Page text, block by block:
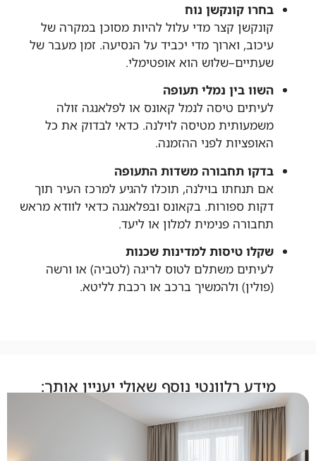
בחרו קונקשן נוח
קונקשן קצר מדי עלול להיות מסוכן במקרה של
עיכוב, וארוך מדי יכביד על הנסיעה. זמן מעבר של
שעתיים–שלוש הוא אופטימלי.
השוו בין נמלי תעופה
לעיתים טיסה לנמל קאונס או לפלאנגה זולה
משמעותית מטיסה לוילנה. כדאי לבדוק את כל
האופציות לפני ההזמנה.
בדקו תחבורה משדות התעופה
אם תנחתו בוילנה, תוכלו להגיע למרכז העיר תוך
דקות ספורות. בקאונס ובפלאנגה כדאי לוודא מראש
תחבורה פנימית למלון או ליעד.
שקלו טיסות למדינות שכנות
לעיתים משתלם לטוס לריגה (לטביה) או ורשה
(פולין) ולהמשיך ברכב או רכבת לליטא.
מידע רלוונטי נוסף שאולי יעניין אותך: